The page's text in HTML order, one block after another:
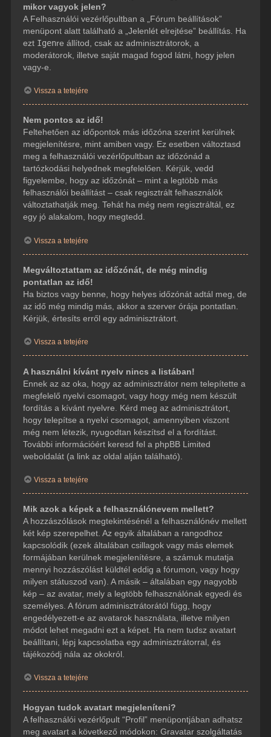
mikor vagyok jelen?
A Felhasználói vezérlőpultban a „Fórum beállítások”
menüpont alatt található a „Jelenlét elrejtése” beállítás. Ha
ezt Igenre állítod, csak az adminisztrátorok, a
moderátorok, illetve saját magad fogod látni, hogy jelen
vagy-e.
Vissza a tetejére
Nem pontos az idő!
Feltehetően az időpontok más időzóna szerint kerülnek
megjelenítésre, mint amiben vagy. Ez esetben változtasd
meg a felhasználói vezérlőpultban az időzónád a
tartózkodási helyednek megfelelően. Kérjük, vedd
figyelembe, hogy az időzónát – mint a legtöbb más
felhasználói beállítást – csak regisztrált felhasználók
változtathatják meg. Tehát ha még nem regisztráltál, ez
egy jó alakalom, hogy megtedd.
Vissza a tetejére
Megváltoztattam az időzónát, de még mindig
pontatlan az idő!
Ha biztos vagy benne, hogy helyes időzónát adtál meg, de
az idő még mindig más, akkor a szerver órája pontatlan.
Kérjük, értesíts erről egy adminisztrátort.
Vissza a tetejére
A használni kívánt nyelv nincs a listában!
Ennek az az oka, hogy az adminisztrátor nem telepítette a
megfelelő nyelvi csomagot, vagy hogy még nem készült
fordítás a kívánt nyelvre. Kérd meg az adminisztrátort,
hogy telepítse a nyelvi csomagot, amennyiben viszont
még nem létezik, nyugodtan készítsd el a fordítást.
További információért keresd fel a phpBB Limited
weboldalát (a link az oldal alján található).
Vissza a tetejére
Mik azok a képek a felhasználónevem mellett?
A hozzászólások megtekintésénél a felhasználónév mellett
két kép szerepelhet. Az egyik általában a rangodhoz
kapcsolódik (ezek általában csillagok vagy más elemek
formájában kerülnek megjelenítésre, a számuk mutatja
mennyi hozzászólást küldtél eddig a fórumon, vagy hogy
milyen státuszod van). A másik – általában egy nagyobb
kép – az avatar, mely a legtöbb felhasználónak egyedi és
személyes. A fórum adminisztrátorától függ, hogy
engedélyezett-e az avatarok használata, illetve milyen
módot lehet megadni ezt a képet. Ha nem tudsz avatart
beállítani, lépj kapcsolatba egy adminisztrátorral, és
tájékozódj nála az okokról.
Vissza a tetejére
Hogyan tudok avatart megjeleníteni?
A felhasználói vezérlőpult “Profil” menüpontjában adhatsz
meg avatart a következő módokon: Gravatar szolgáltatás